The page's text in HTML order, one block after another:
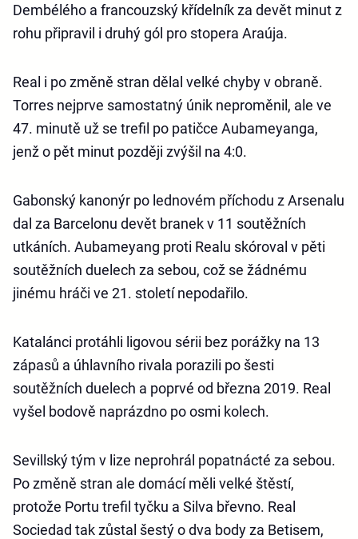
Dembélého a francouzský křídelník za devět minut z
rohu připravil i druhý gól pro stopera Araúja.
Real i po změně stran dělal velké chyby v obraně.
Torres nejprve samostatný únik neproměnil, ale ve
47. minutě už se trefil po patičce Aubameyanga,
jenž o pět minut později zvýšil na 4:0.
Gabonský kanonýr po lednovém příchodu z Arsenalu
dal za Barcelonu devět branek v 11 soutěžních
utkáních. Aubameyang proti Realu skóroval v pěti
soutěžních duelech za sebou, což se žádnému
jinému hráči ve 21. století nepodařilo.
Katalánci protáhli ligovou sérii bez porážky na 13
zápasů a úhlavního rivala porazili po šesti
soutěžních duelech a poprvé od března 2019. Real
vyšel bodově naprázdno po osmi kolech.
Sevillský tým v lize neprohrál popatnácté za sebou.
Po změně stran ale domácí měli velké štěstí,
protože Portu trefil tyčku a Silva břevno. Real
Sociedad tak zůstal šestý o dva body za Betisem,